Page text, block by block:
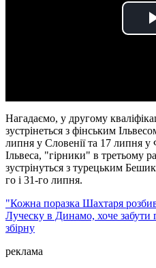
Нагадаємо, у другому
зустрінеться з фінським
липня у Словенії та 17 липня у
Ільвеса, "гірники" в третьому
зустрінуться з турецьким
го і 31-го липня.
"Кожна поразка Шахтаря
Луческу в Динамо, хоче забути
збірну
реклама